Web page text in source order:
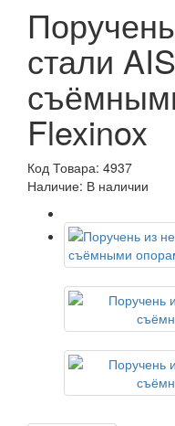
стали
Flexinox
Код Товара: 4937
Наличие: В наличии